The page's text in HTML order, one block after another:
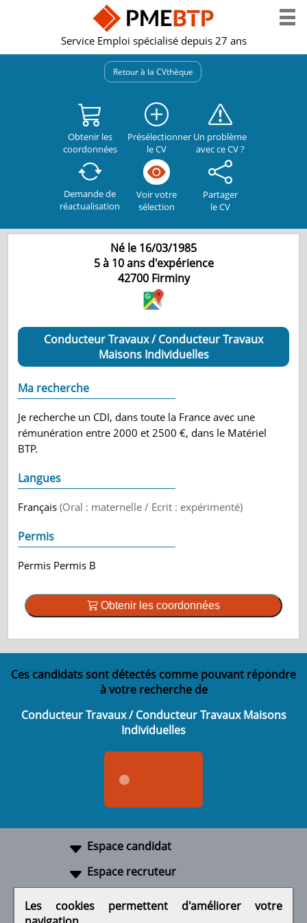
Service Emploi spécialisé depuis 27 ans
Retour à la CVthèque
Obtenir les
coordonnées
Présélectionner
le CV
Un problème
avec ce CV ?
Demande de
réactualisation
Voir votre
sélection
Partager
le CV
Né le 16/03/1985
5 à 10 ans d'expérience
42700 Firminy
Conducteur Travaux / Conducteur Travaux
Maisons Individuelles
Ma recherche
Je recherche un CDI, dans toute la France avec une
rémunération entre 2000 et 2500 €, dans le Matériel
BTP.
Langues
Français(Oral : maternelle / Ecrit : expérimenté)
Permis
Permis Permis B
Obtenir les coordonnées
Ces candidats sont détectés comme pouvant répondre
à votre recherche de
Conducteur Travaux / Conducteur Travaux Maisons
Individuelles
Espace candidat
Espace recruteur
Les cookies permettent d'améliorer votre